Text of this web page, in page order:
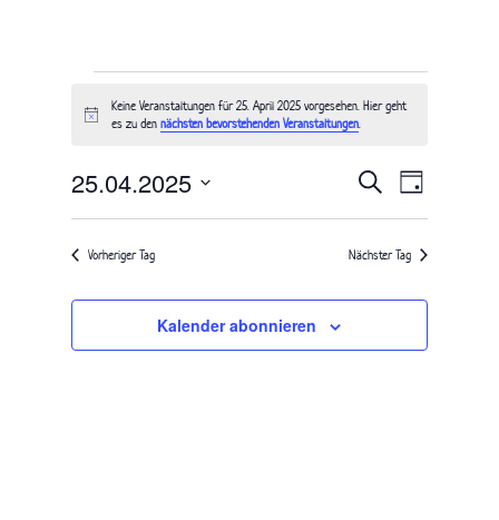
für
April
2025
Hinweis
Keine Veranstaltungen für 25. April 2025 vorgesehen. Hier geht
es zu dennächsten bevorstehenden Veranstaltungen.
Ansichten,
Navigation
SucheTag
25.04.2025
wählen.
Vorheriger Tag Nächster Tag
Kalender abonnieren